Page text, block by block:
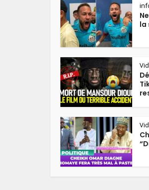
la